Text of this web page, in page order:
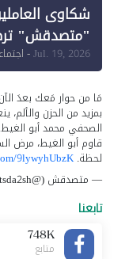
شكاوى
"متصدقش"
للإعلام"
Jul. 19, 2026
-
مَا من حوار مَعك بعدَ
بمزيد من الحزن
الصحفي محمد أبو الغيط.
قاوم أبو الغيط، مرض
لحظة. 9lywyhUbzK
— متصدقش (@matsda2sh)
تابعنا
748K
متابع